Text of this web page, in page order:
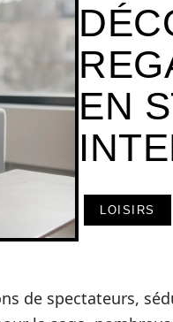
EN
LOISIRS
de spectateurs,